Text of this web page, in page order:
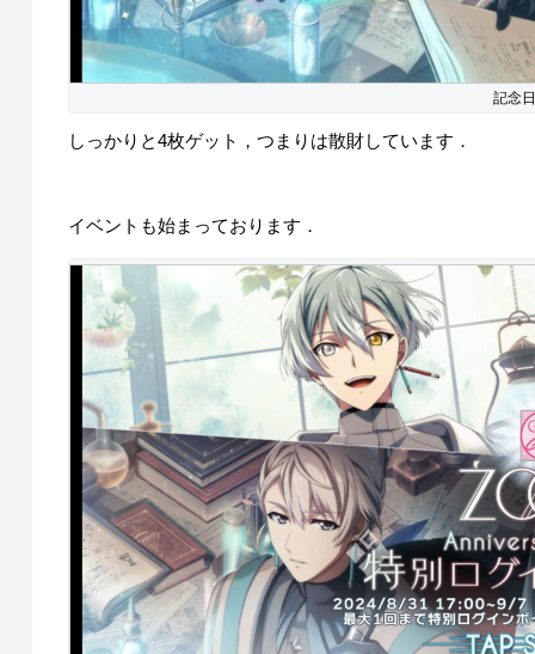
記念
しっかりと4枚ゲット，つまりは散財しています．
イベントも始まっております．